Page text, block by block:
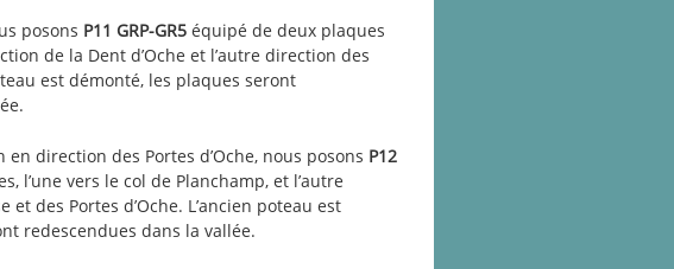
posons P11 GRP-GR5 équipé de deux plaques
de la Dent d’Oche et l’autre direction des
est démonté, les plaques seront
direction des Portes d’Oche, nous posons P12
l’une vers le col de Planchamp, et l’autre
et des Portes d’Oche. L’ancien poteau est
redescendues dans la vallée.